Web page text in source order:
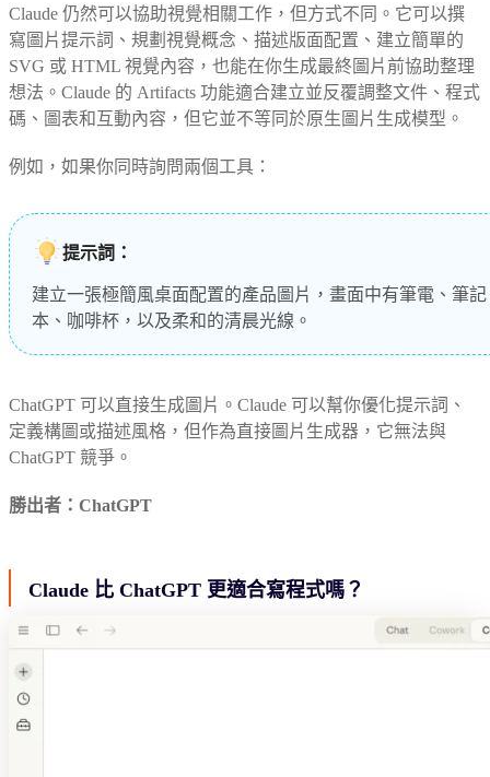
Claude 仍然可以協助視覺相關工作，但方式不同。它可以撰
寫圖片提示詞、規劃視覺概念、描述版面配置、建立簡單的
SVG 或 HTML 視覺內容，也能在你生成最終圖片前協助整理
想法。Claude 的 Artifacts 功能適合建立並反覆調整文件、程式
碼、圖表和互動內容，但它並不等同於原生圖片生成模型。
例如，如果你同時詢問兩個工具：
提示詞：
建立一張極簡風桌面配置的產品圖片，畫面中有筆電、筆記
本、咖啡杯，以及柔和的清晨光線。
ChatGPT 可以直接生成圖片。Claude 可以幫你優化提示詞、
定義構圖或描述風格，但作為直接圖片生成器，它無法與
ChatGPT 競爭。
勝出者：ChatGPT
Claude 比 ChatGPT 更適合寫程式嗎？